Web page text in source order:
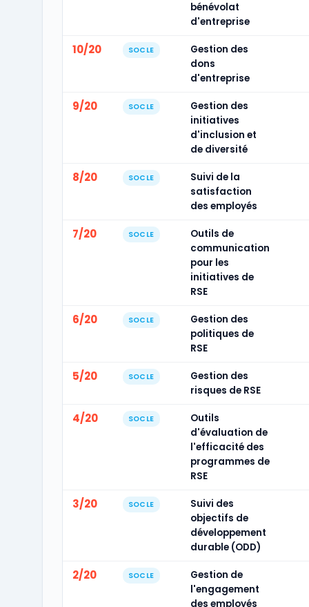
bénévolat
d'entreprise
10/20 SOCLE
Gestion des
dons
d'entreprise
9/20 SOCLE
Gestion des
initiatives
d'inclusion et
de diversité
8/20 SOCLE
Suivi de la
satisfaction
des employés
7/20 SOCLE
Outils de
communication
pour les
initiatives de
RSE
6/20 SOCLE
Gestion des
politiques de
RSE
5/20 SOCLE
Gestion des
risques de RSE
4/20 SOCLE
Outils
d'évaluation de
l'efficacité des
programmes de
RSE
3/20 SOCLE
Suivi des
objectifs de
développement
durable (ODD)
2/20 SOCLE
Gestion de
l'engagement
des employés